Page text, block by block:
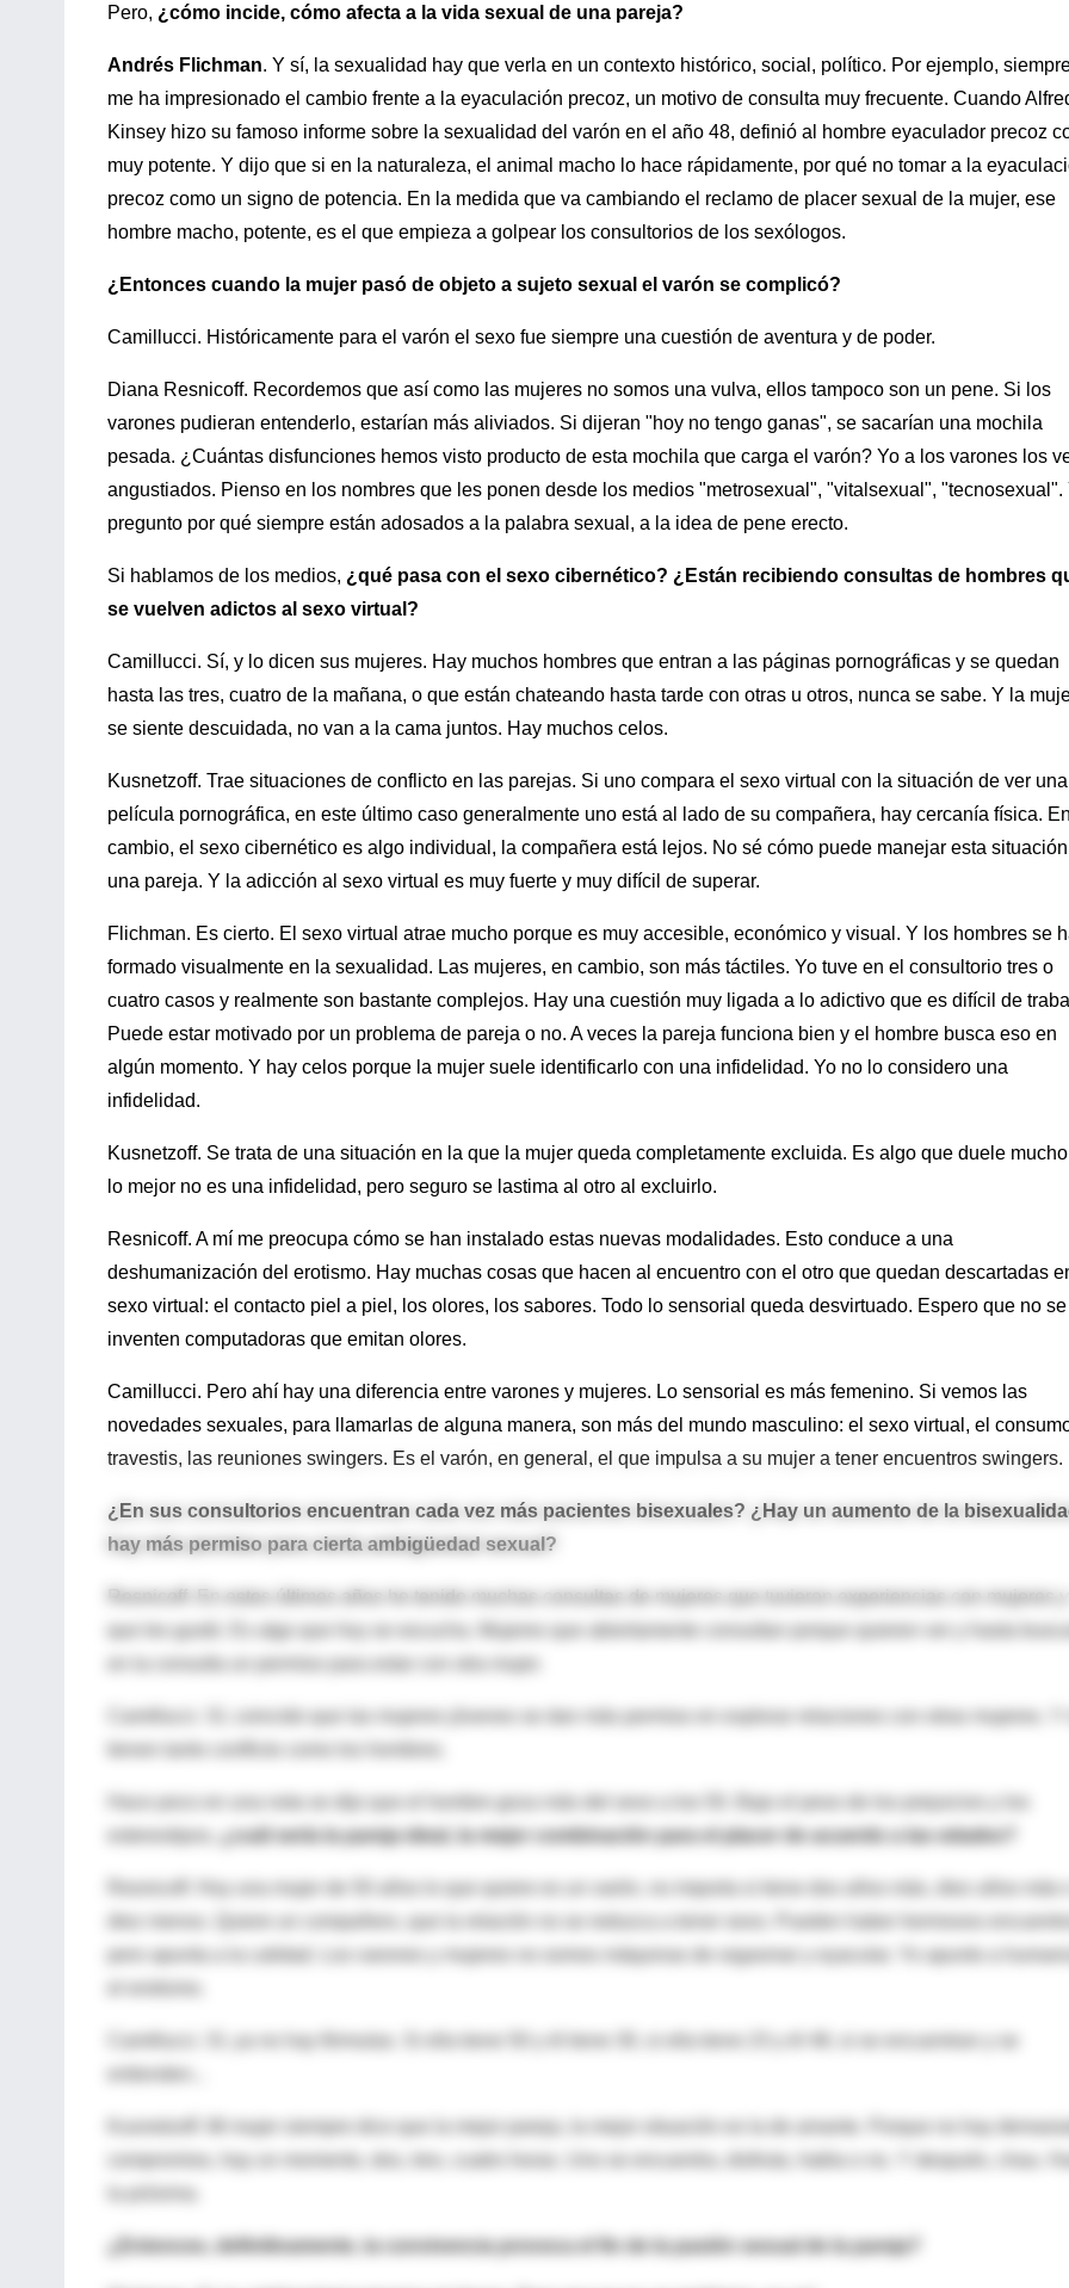
Pero, ¿cómo incide, cómo afecta a la vida sexual de una pareja?
Andrés Flichman. Y sí, la sexualidad hay que verla en un contexto histórico, social, político. Por ejemplo,
me ha impresionado el cambio frente a la eyaculación precoz, un motivo de consulta muy frecuente. Cuando
Kinsey hizo su famoso informe sobre la sexualidad del varón en el año 48, definió al hombre eyaculador precoz
muy potente. Y dijo que si en la naturaleza, el animal macho lo hace rápidamente, por qué no tomar a la
precoz como un signo de potencia. En la medida que va cambiando el reclamo de placer sexual de la mujer, ese
hombre macho, potente, es el que empieza a golpear los consultorios de los sexólogos.
¿Entonces cuando la mujer pasó de objeto a sujeto sexual el varón se complicó?
Camillucci. Históricamente para el varón el sexo fue siempre una cuestión de aventura y de poder.
Diana Resnicoff. Recordemos que así como las mujeres no somos una vulva, ellos tampoco son un pene. Si los
varones pudieran entenderlo, estarían más aliviados. Si dijeran "hoy no tengo ganas", se sacarían una mochila
pesada. ¿Cuántas disfunciones hemos visto producto de esta mochila que carga el varón? Yo a los varones los
angustiados. Pienso en los nombres que les ponen desde los medios "metrosexual", "vitalsexual", "tecnosexual".
pregunto por qué siempre están adosados a la palabra sexual, a la idea de pene erecto.
Si hablamos de los medios, ¿qué pasa con el sexo cibernético? ¿Están recibiendo consultas de hombres
se vuelven adictos al sexo virtual?
Camillucci. Sí, y lo dicen sus mujeres. Hay muchos hombres que entran a las páginas pornográficas y se quedan
hasta las tres, cuatro de la mañana, o que están chateando hasta tarde con otras u otros, nunca se sabe. Y la
se siente descuidada, no van a la cama juntos. Hay muchos celos.
Kusnetzoff. Trae situaciones de conflicto en las parejas. Si uno compara el sexo virtual con la situación de ver una
película pornográfica, en este último caso generalmente uno está al lado de su compañera, hay cercanía física.
cambio, el sexo cibernético es algo individual, la compañera está lejos. No sé cómo puede manejar esta situación
una pareja. Y la adicción al sexo virtual es muy fuerte y muy difícil de superar.
Flichman. Es cierto. El sexo virtual atrae mucho porque es muy accesible, económico y visual. Y los hombres se
formado visualmente en la sexualidad. Las mujeres, en cambio, son más táctiles. Yo tuve en el consultorio tres o
cuatro casos y realmente son bastante complejos. Hay una cuestión muy ligada a lo adictivo que es difícil de
Puede estar motivado por un problema de pareja o no. A veces la pareja funciona bien y el hombre busca eso en
algún momento. Y hay celos porque la mujer suele identificarlo con una infidelidad. Yo no lo considero una
infidelidad.
Kusnetzoff. Se trata de una situación en la que la mujer queda completamente excluida. Es algo que duele
lo mejor no es una infidelidad, pero seguro se lastima al otro al excluirlo.
Resnicoff. A mí me preocupa cómo se han instalado estas nuevas modalidades. Esto conduce a una
deshumanización del erotismo. Hay muchas cosas que hacen al encuentro con el otro que quedan descartadas
sexo virtual: el contacto piel a piel, los olores, los sabores. Todo lo sensorial queda desvirtuado. Espero que no se
inventen computadoras que emitan olores.
Camillucci. Pero ahí hay una diferencia entre varones y mujeres. Lo sensorial es más femenino. Si vemos las
novedades sexuales, para llamarlas de alguna manera, son más del mundo masculino: el sexo virtual, el
travestis, las reuniones swingers. Es el varón, en general, el que impulsa a su mujer a tener encuentros swingers.
¿En sus consultorios encuentran cada vez más pacientes bisexuales? ¿Hay un aumento de la
hay más permiso para cierta ambigüedad sexual?
Resnicoff. En estos últimos años he tenido muchas consultas de mujeres que tuvieron experiencias con mujeres y
que les gustó. Es algo que hoy se escucha. Mujeres que abiertamente consultan porque quieren ver y hasta
Hace poco en una nota se dijo que el hombre goza más del sexo a los 50. Bajo el peso de los prejuicios y los
¿cuál sería la pareja ideal, la mejor combinación para el placer de acuerdo a las edades?
Resnicoff. Hoy una mujer de 50 años lo que quiere es un varón, no importa si tiene dos años más, diez años más
pero apunta a la calidad. Los varones y mujeres no somos máquinas de orgasmar y eyacular. Yo apunto a
Kusnetzoff. Mi mujer siempre dice que la mejor pareja, la mejor situación es la de amante. Porque no hay
¿Entonces, definitivamente, la convivencia provoca el fin de la pasión sexual de la pareja?